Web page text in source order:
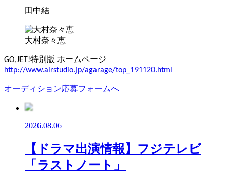
田中結
大村奈々恵
GO,JET!特別版 ホームページ
http://www.airstudio.jp/agarage/top_191120.html
オーディション応募フォームへ
2026.08.06
【ドラマ出演情報】フジテレビ
「ラストノート」